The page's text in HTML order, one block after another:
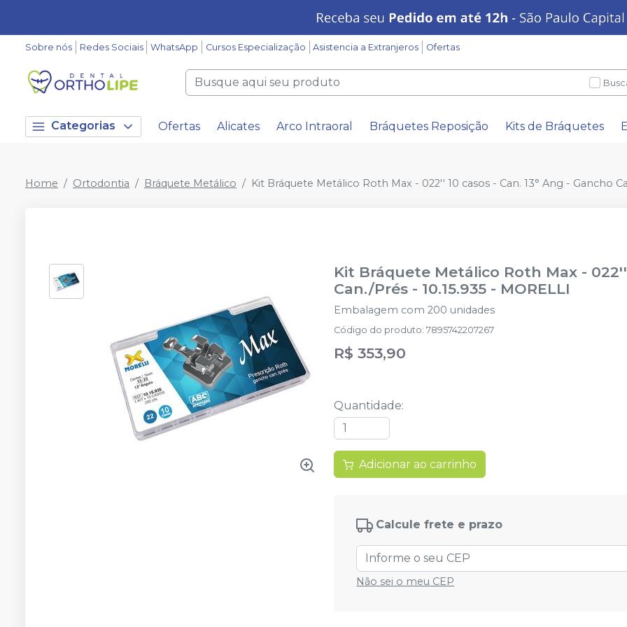
Sobre nós Redes Sociais WhatsApp Cursos Especialização Asistencia a Extranjeros Ofertas
Categorias Ofertas Alicates Arco Intraoral Bráquetes Reposição Kits de Bráquetes
Home Ortodontia Bráquete Metálico Kit Bráquete Metálico Roth Max - 022'' 10 casos - Can. 13° Ang - Gancho
Kit Bráquete Metálico Roth Max - 022''
Can./Prés - 10.15.935 - MORELLI
Embalagem com 200 unidades
Código do produto:7895742207267
R$ 353,90
Quantidade:
Adicionar ao carrinho
Calcule frete e prazo
Não sei o meu CEP